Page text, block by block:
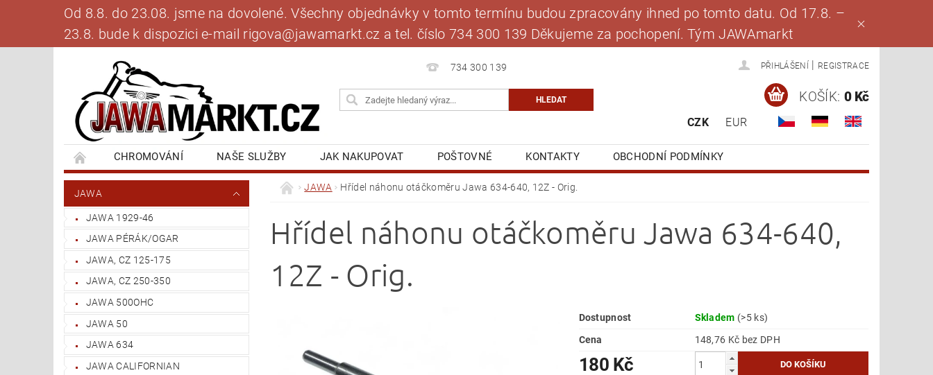
Od 8.8. do 23.08. jsme na dovolené. Všechny objednávky v tomto termínu budou zpracovány ihned po tomto datu. Od 17.8. –
23.8. bude k dispozici e-mail rigova@jawamarkt.cz a tel. číslo 734 300 139 Děkujeme za pochopení. Tým JAWAmarkt
734 300 139 PŘIHLÁŠENÍ REGISTRACE
CZK EUR
KOŠÍK: 0 Kč
CHROMOVÁNÍ NAŠE SLUŽBY JAK NAKUPOVAT POŠTOVNÉ KONTAKTY
OBCHODNÍ PODMÍNKY
BANKOVNÍ SPOJENÍ
NAPIŠTE NÁM BLOG MOJE OBJEDNÁVKA
JAWA
JAWA 1929-46
JAWA PÉRÁK/OGAR
JAWA, CZ 125-175
JAWA, CZ 250-350
JAWA 500OHC
JAWA 50
JAWA 634
JAWA CALIFORNIAN
JAWA Hřídel náhonu otáčkoměru Jawa 634-640, 12Z - Orig.
Hřídel náhonu otáčkoměru Jawa 634-640,
12Z - Orig.
Dostupnost Skladem (>5 ks)
Cena
148,76 Kč bez DPH
180 Kč